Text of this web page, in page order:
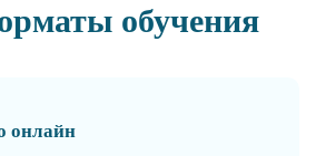
обучения
онлайн